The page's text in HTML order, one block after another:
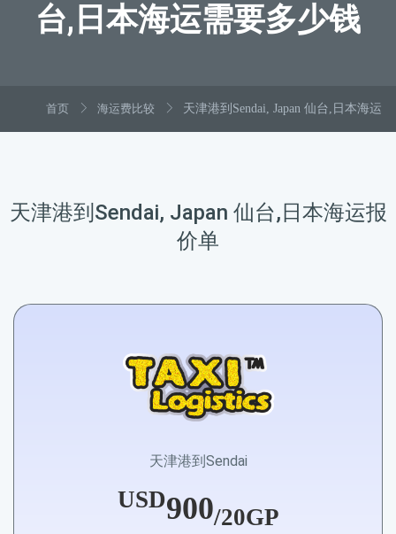
台,日本海运需要多少钱
首页 海运费比较 天津港到Sendai, Japan 仙台,日本海运
天津港到Sendai, Japan 仙台,日本海运报
价单
天津港到Sendai
USD900/20GP